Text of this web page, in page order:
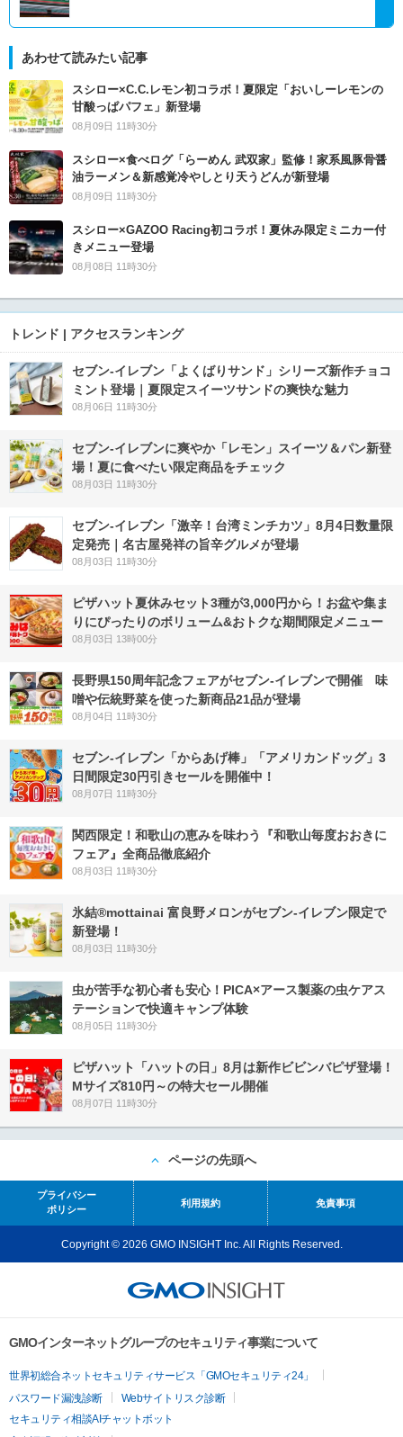
あわせて読みたい記事
スシロー×C.C.レモン初コラボ！夏限定「おいしーレモンの
甘酸っぱパフェ」新登場
08月09日 11時30分
スシロー×食べログ「らーめん 武双家」監修！家系風豚骨醤
油ラーメン＆新感覚冷やしとり天うどんが新登場
08月09日 11時30分
スシロー×GAZOO Racing初コラボ！夏休み限定ミニカー付
きメニュー登場
08月08日 11時30分
トレンド | アクセスランキング
セブン‐イレブン「よくばりサンド」シリーズ新作チョコ
ミント登場｜夏限定スイーツサンドの爽快な魅力
08月06日 11時30分
セブン‐イレブンに爽やか「レモン」スイーツ＆パン新登
場！夏に食べたい限定商品をチェック
08月03日 11時30分
セブン-イレブン「激辛！台湾ミンチカツ」8月4日数量限
定発売｜名古屋発祥の旨辛グルメが登場
08月03日 11時30分
ピザハット夏休みセット3種が3,000円から！お盆や集ま
りにぴったりのボリューム&おトクな期間限定メニュー
08月03日 13時00分
長野県150周年記念フェアがセブン-イレブンで開催 味
噌や伝統野菜を使った新商品21品が登場
08月04日 11時30分
セブン‐イレブン「からあげ棒」「アメリカンドッグ」3
日間限定30円引きセールを開催中！
08月07日 11時30分
関西限定！和歌山の恵みを味わう『和歌山毎度おおきに
フェア』全商品徹底紹介
08月03日 11時30分
氷結®mottainai 富良野メロンがセブン‐イレブン限定で
新登場！
08月03日 11時30分
虫が苦手な初心者も安心！PICA×アース製薬の虫ケアス
テーションで快適キャンプ体験
08月05日 11時30分
ピザハット「ハットの日」8月は新作ビビンバピザ登場！
Mサイズ810円～の特大セール開催
08月07日 11時30分
ページの先頭へ
プライバシー
ポリシー
利用規約 免責事項
Copyright © 2026 GMO INSIGHT Inc. All Rights Reserved.
GMOインターネットグループのセキュリティ事業について
世界初総合ネットセキュリティサービス「GMOセキュリティ24」
パスワード漏洩診断
Webサイトリスク診断
セキュリティ相談AIチャットボット